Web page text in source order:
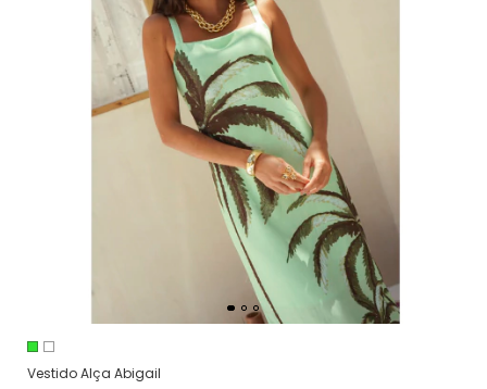
Vestido Alça Abigail